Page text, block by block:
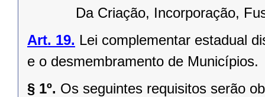
Da Criação, Incorporação,
Art. 19. Lei complementar estadual
e o desmembramento de Municípios.
§ 1º. Os seguintes requisitos serão